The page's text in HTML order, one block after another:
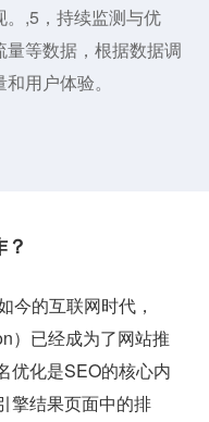
。,5，持续监测与优
等数据，根据数据调
用户体验。
今的互联网时代，
）已经成为了网站推
优化是SEO的核心内
擎结果页面中的排